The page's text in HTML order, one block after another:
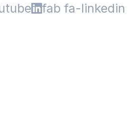
fab fa-linkedin